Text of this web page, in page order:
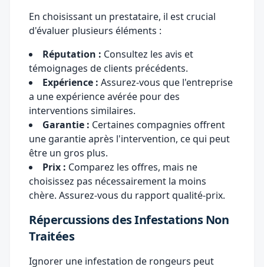
En choisissant un prestataire, il est crucial
d'évaluer plusieurs éléments :
Réputation : Consultez les avis et
témoignages de clients précédents.
Expérience : Assurez-vous que l'entreprise
a une expérience avérée pour des
interventions similaires.
Garantie : Certaines compagnies offrent
une garantie après l'intervention, ce qui peut
être un gros plus.
Prix : Comparez les offres, mais ne
choisissez pas nécessairement la moins
chère. Assurez-vous du rapport qualité-prix.
Répercussions des Infestations Non
Traitées
Ignorer une infestation de rongeurs peut